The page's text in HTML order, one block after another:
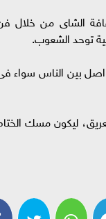
الشاى من خلال
توحد الشعوب.
بين الناس سواء
ليكون مسك